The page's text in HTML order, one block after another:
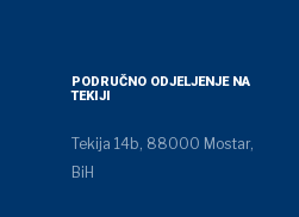
PODRUČNO ODJELJENJE NA
TEKIJI
Tekija 14b, 88000 Mostar,
BiH